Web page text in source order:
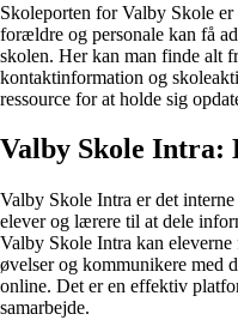
Skoleporten for Valby Skole
forældre og personale kan få
skolen. Her kan man finde alt
kontaktinformation og
ressource for at holde sig
Valby Skole
Valby Skole Intra er det
elever og lærere til at dele
Valby Skole Intra kan
øvelser og kommunikere med
online. Det er en effektiv
samarbejde.